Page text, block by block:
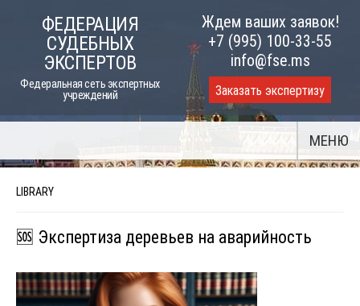
ФЕДЕРАЦИЯ
СУДЕБНЫХ
ЭКСПЕРТОВ
Федеральная сеть экспертных
учреждений
Ждем ваших заявок!
+7 (995) 100-33-55
info@fse.ms
Заказать экспертизу
МЕНЮ
LIBRARY
🆘 Экспертиза деревьев на аварийность